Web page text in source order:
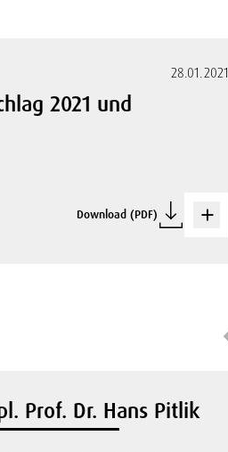
28.01.2021
2021 und
Download (PDF)
Prof. Dr. Hans Pitlik